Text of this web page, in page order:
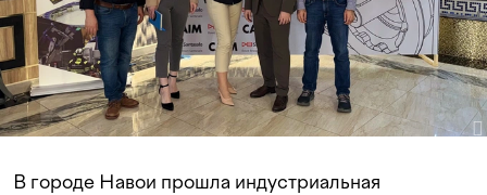
В городе Навои прошла индустриальная